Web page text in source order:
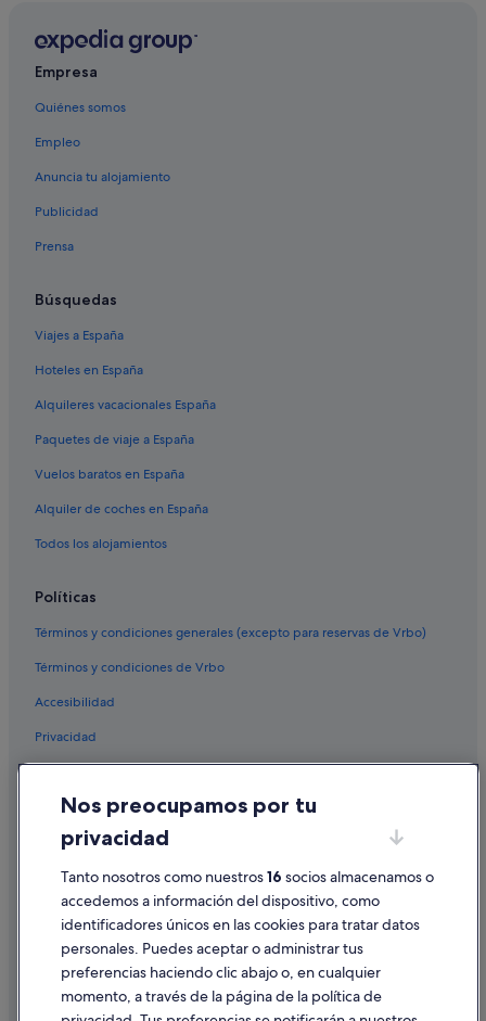
Empresa
Quiénes somos
Empleo
Anuncia tu alojamiento
Publicidad
Prensa
Búsquedas
Viajes a España
Hoteles en España
Alquileres vacacionales España
Paquetes de viaje a España
Vuelos baratos en España
Alquiler de coches en España
Todos los alojamientos
Políticas
Términos y condiciones generales (excepto para reservas de Vrbo)
Términos y condiciones de Vrbo
Accesibilidad
Privacidad
Condiciones de uso
Información legal/contacto
Pautas sobre el contenido y cómo denunciar contenido
Ayuda
Cancelar un vuelo
Nos preocupamos por tu
privacidad
Tanto nosotros como nuestros16 socios almacenamos o
accedemos a información del dispositivo, como
identificadores únicos en las cookies para tratar datos
personales. Puedes aceptar o administrar tus
preferencias haciendo clic abajo o, en cualquier
momento, a través de la página de la política de